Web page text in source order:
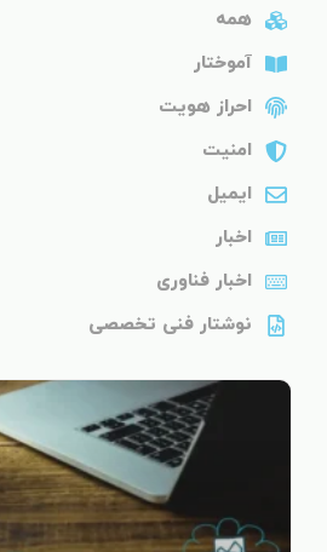
همه
آموختار
احراز هویت
امنیت
ایمیل
اخبار
اخبار فناوری
نوشتار فنی تخصصی
Page
Page